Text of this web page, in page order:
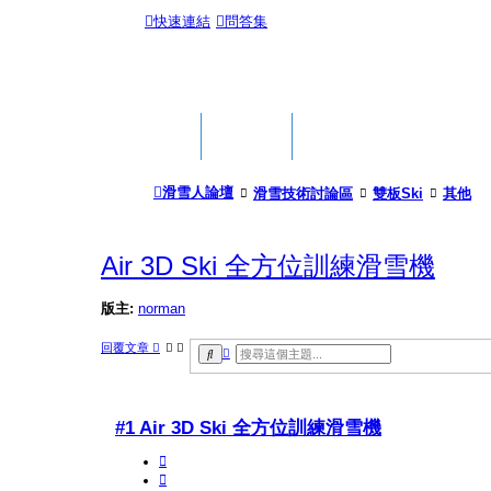
快速連結 問答集
滑雪人論壇 滑雪技術討論區 雙板Ski 其他
Air 3D Ski 全方位訓練滑雪機
版主: norman
回覆文章
搜
尋
進
階
#1 Air 3D Ski 全方位訓練滑雪機